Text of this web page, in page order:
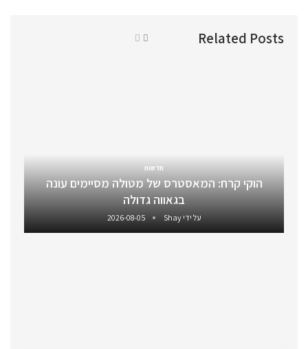
Related Posts
חדשות
הוקי קרח: המאסטרס של מטולה מסיימים עונה
בגאווה גדולה
על ידיShay
2026-08-05